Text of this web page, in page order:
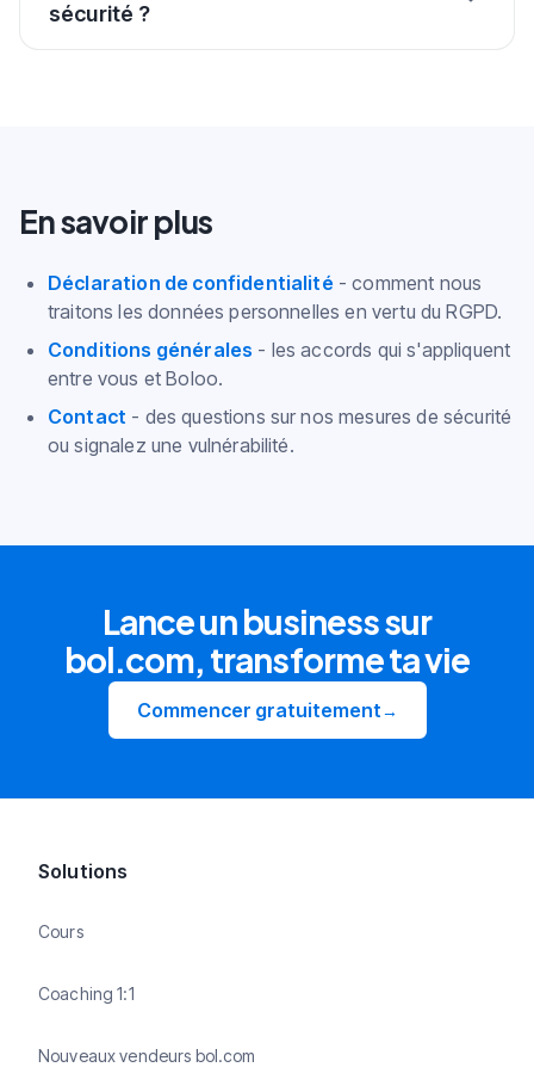
sécurité ?
En savoir plus
Déclaration de confidentialité -comment nous
traitons les données personnelles en vertu du RGPD.
Conditions générales - les accords qui s'appliquent
entre vous et Boloo.
Contact - des questions sur nos mesures de sécurité
ou signalez une vulnérabilité.
Lance un business sur
bol.com, transforme ta vie
Commencer gratuitement→
Solutions
Cours
Coaching 1:1
Nouveaux vendeurs bol.com